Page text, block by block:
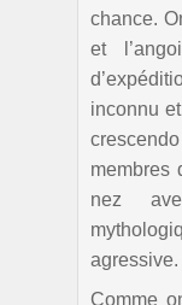
chance.
et
inconnu
membres
nez
agressive.
Comme